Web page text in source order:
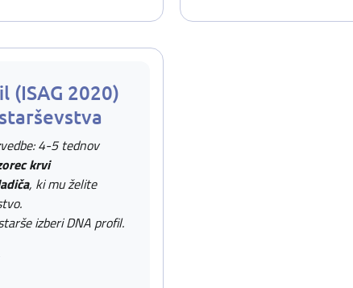
(ISAG 2020)
4-5 tednov
krvi
, ki mu želite
izberi DNA profil.